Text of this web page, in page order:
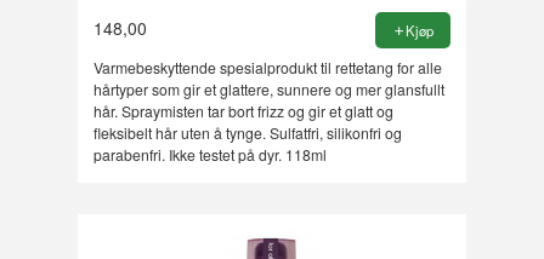
148,00 Kjøp
Varmebeskyttende spesialprodukt til rettetang for alle
hårtyper som gir et glattere, sunnere og mer glansfullt
hår. Spraymisten tar bort frizz og gir et glatt og
fleksibelt hår uten å tynge. Sulfatfri, silikonfri og
parabenfri. Ikke testet på dyr. 118ml